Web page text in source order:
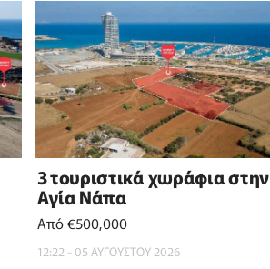
3 τουριστικά χωράφια στην
Αγία Νάπα
Από €500,000
12:22 - 05 ΑΥΓΟΥΣΤΟΥ 2026